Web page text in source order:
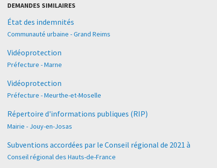
DEMANDES SIMILAIRES
État des indemnités
Communauté urbaine - Grand Reims
Vidéoprotection
Préfecture - Marne
Vidéoprotection
Préfecture - Meurthe-et-Moselle
Répertoire d'informations publiques (RIP)
Mairie - Jouy-en-Josas
Subventions accordées par le Conseil régional de 2021 à
Conseil régional des Hauts-de-France